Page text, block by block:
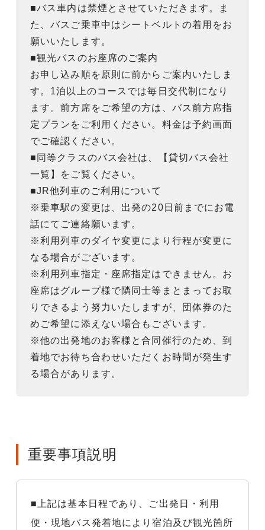
■バス車内は禁煙とさせていただきます。ま
た、バスご乗車中はシートベルトの着用をお
願いいたします。
■観光バスのお座席のご案内
お申し込み順を原則に前からご案内いたしま
す。1泊以上のコースでは毎日交代制になり
ます。前方席をご希望の方は、バス前方席指
定プランをご利用ください。料金は予約画面
でご確認ください。
■同等クラスのバス会社は、【貸切バス会社
一覧】をご覧ください。
■JR他列車のご利用について
※乗車駅の変更は、出発の20日前までにお電
話にてご連絡願います。
※利用列車のダイヤ変更により行程が変更に
なる場合がございます。
※利用列車指定・座席指定はできません。お
座席はグループ様で隣同士等まとまってお取
りできるよう努力いたしますが、団体券のた
めご希望に添えない場合もございます。
※他の出発地のお客様と合同催行のため、到
着地でお待ち合わせいただくお時間が発生す
る場合があります。
重要事項説明
■上記は基本日程であり、ご出発日・利用
便・現地バス発着地により宿泊及び観光箇所